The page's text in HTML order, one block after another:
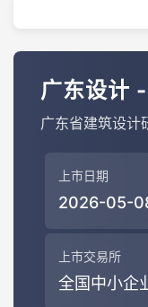
广东设计
广东省建筑设计
上市日期
2026-05-
上市交易所
全国中小企